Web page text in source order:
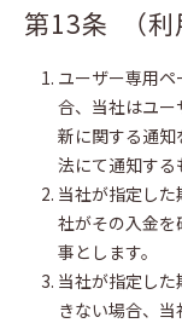
第13条 （利
ユーザー専用
合、当社はユ
新に関する通知
法にて通知する
当社が指定し
社がその入金を
事とします。
当社が指定し
きない場合、